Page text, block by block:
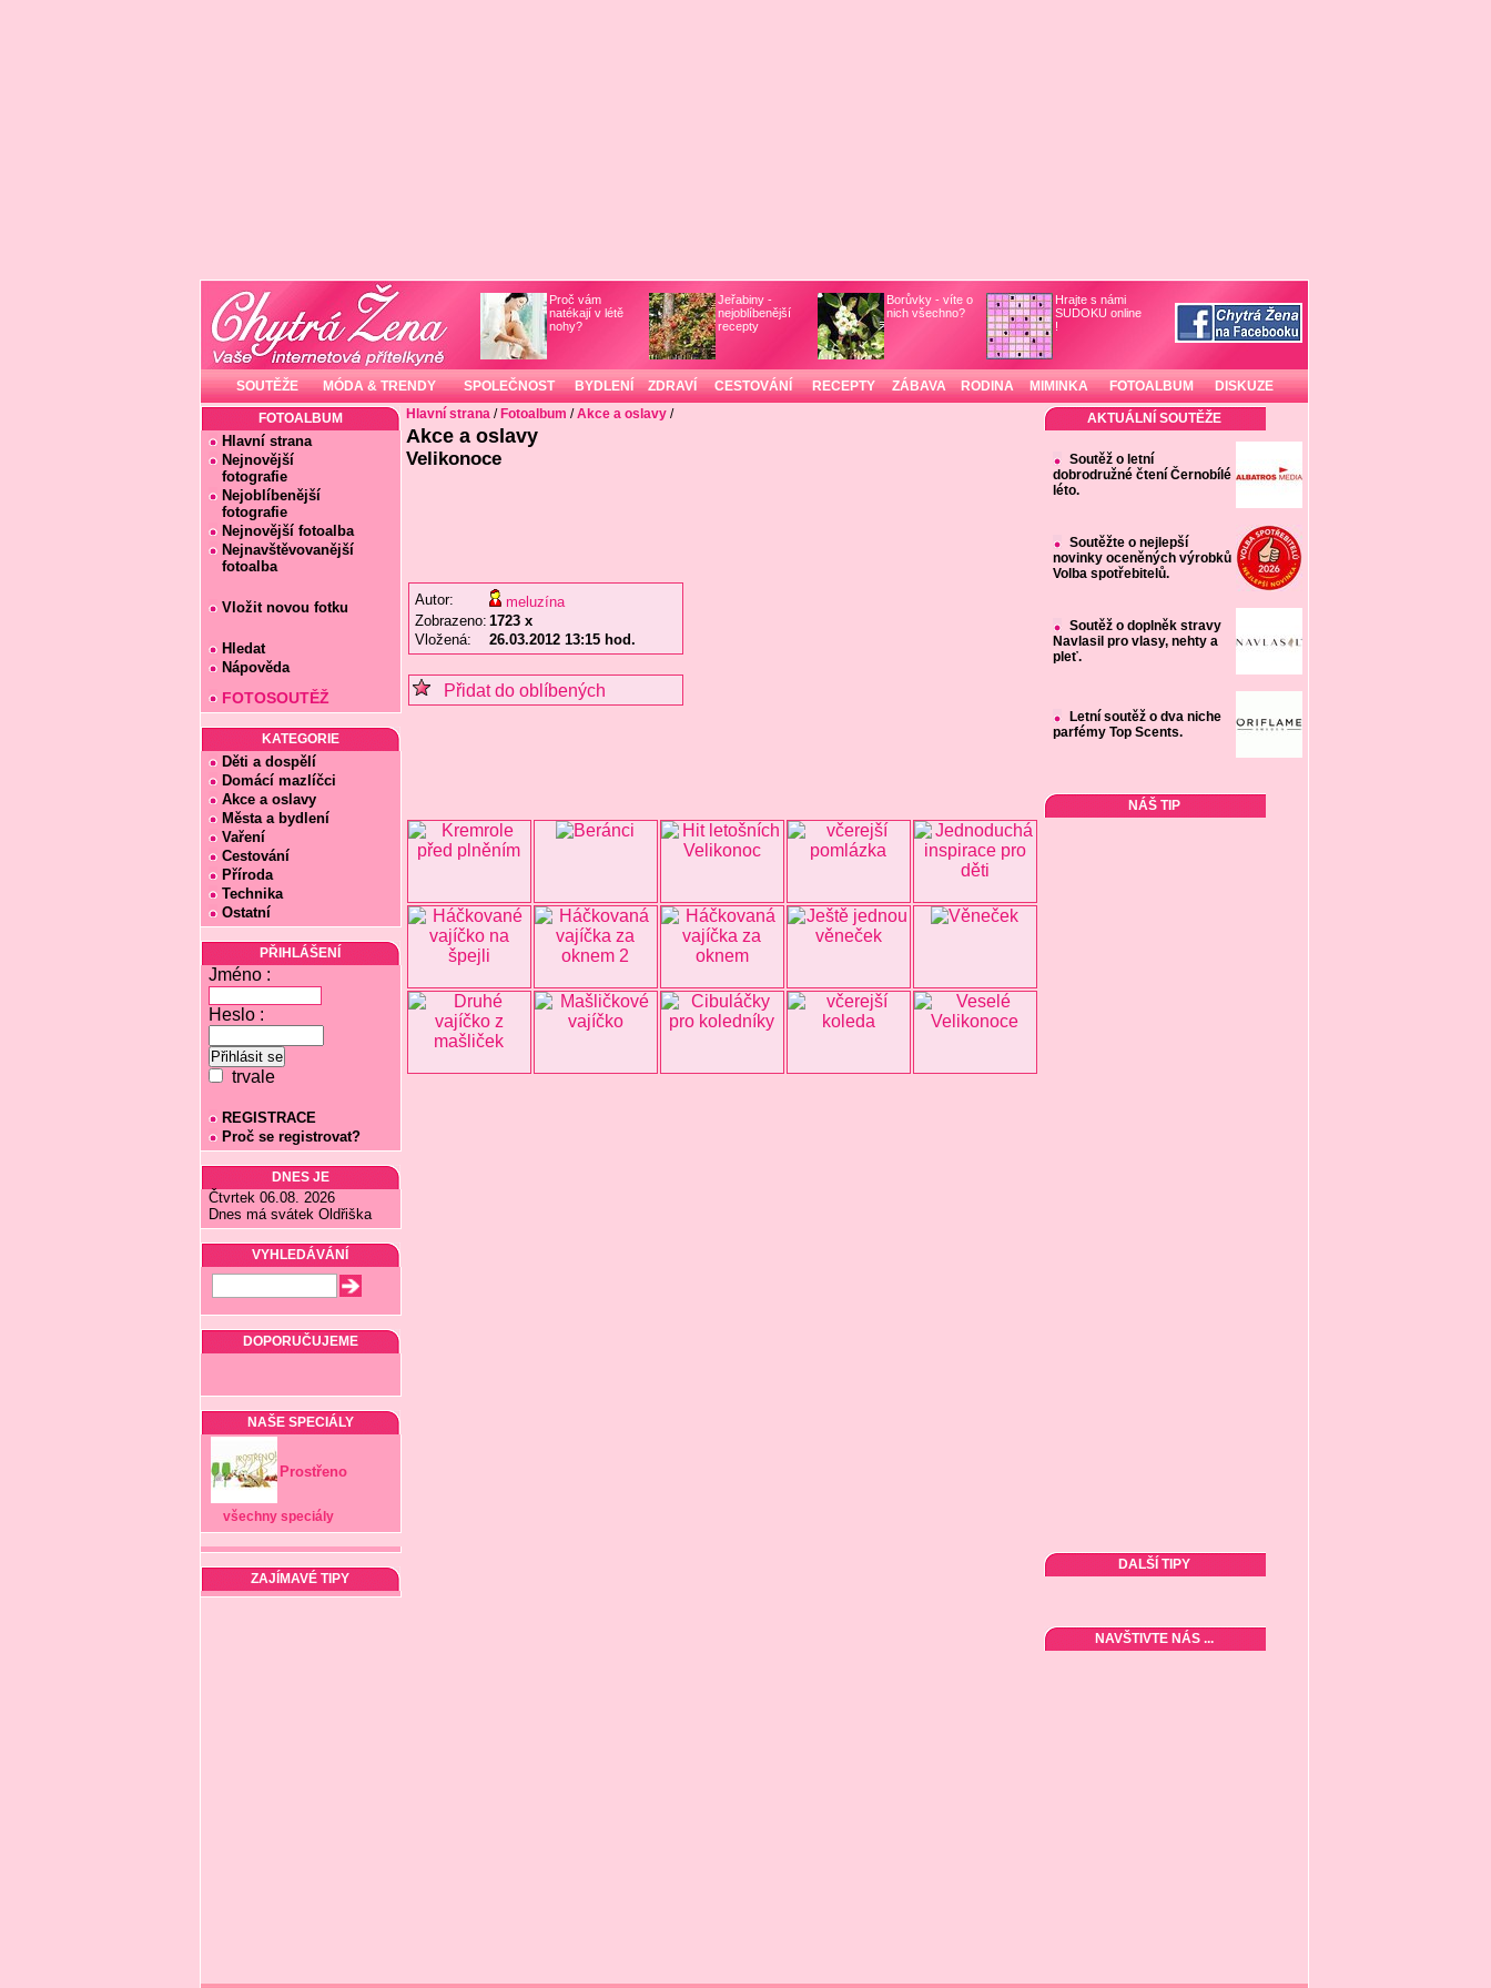
Proč vám
natékají v létě
nohy?
Jeřabiny -
nejoblíbenější
recepty
Borůvky - víte o
nich všechno?
Hrajte s námi
SUDOKU online
!
SOUTĚŽE MÓDA & TRENDY SPOLEČNOST BYDLENÍ ZDRAVÍ CESTOVÁNÍ RECEPTY ZÁBAVA RODINA MIMINKA FOTOALBUM DISKUZE
FOTOALBUM
Hlavní strana
Nejnovější
fotografie
Nejoblíbenější
fotografie
Nejnovější fotoalba
Nejnavštěvovanější
fotoalba
Vložit novou fotku
Hledat
Nápověda
FOTOSOUTĚŽ
KATEGORIE
Děti a dospělí
Domácí mazlíčci
Akce a oslavy
Města a bydlení
Vaření
Cestování
Příroda
Technika
Ostatní
PŘIHLÁŠENÍ
Jméno :
Heslo :
trvale
REGISTRACE
Proč se registrovat?
DNES JE
Čtvrtek 06.08. 2026
Dnes má svátek Oldřiška
VYHLEDÁVÁNÍ
DOPORUČUJEME
NAŠE SPECIÁLY
Prostřeno
všechny speciály
ZAJÍMAVÉ TIPY
Hlavní strana/ Fotoalbum /Akce a oslavy/
Akce a oslavy
Velikonoce
Autor:
meluzína
Zobrazeno: 1723 x
Vložená:
26.03.2012 13:15 hod.
Přidat do oblíbených
AKTUÁLNÍ SOUTĚŽE
Soutěž o letní
dobrodružné čtení Černobílé
léto.
Soutěžte o nejlepší
novinky oceněných výrobků
Volba spotřebitelů.
Soutěž o doplněk stravy
Navlasil pro vlasy, nehty a
pleť.
Letní soutěž o dva niche
parfémy Top Scents.
NÁŠ TIP
DALŠÍ TIPY
NAVŠTIVTE NÁS ...